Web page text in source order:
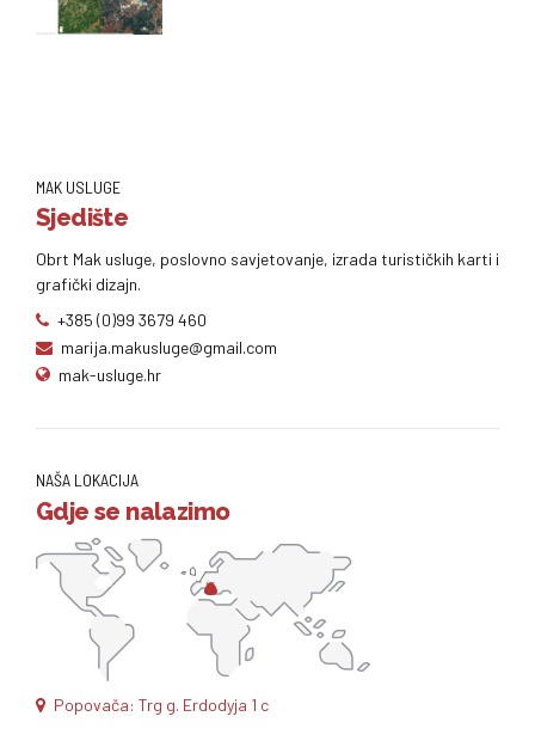
MAK USLUGE
Sjedište
Obrt Mak usluge, poslovno savjetovanje, izrada turističkih karti i
grafički dizajn.
+385 (0)99 3679 460
marija.makusluge@gmail.com
mak-usluge.hr
NAŠA LOKACIJA
Gdje se nalazimo
Popovača: Trg g. Erdodyja 1 c